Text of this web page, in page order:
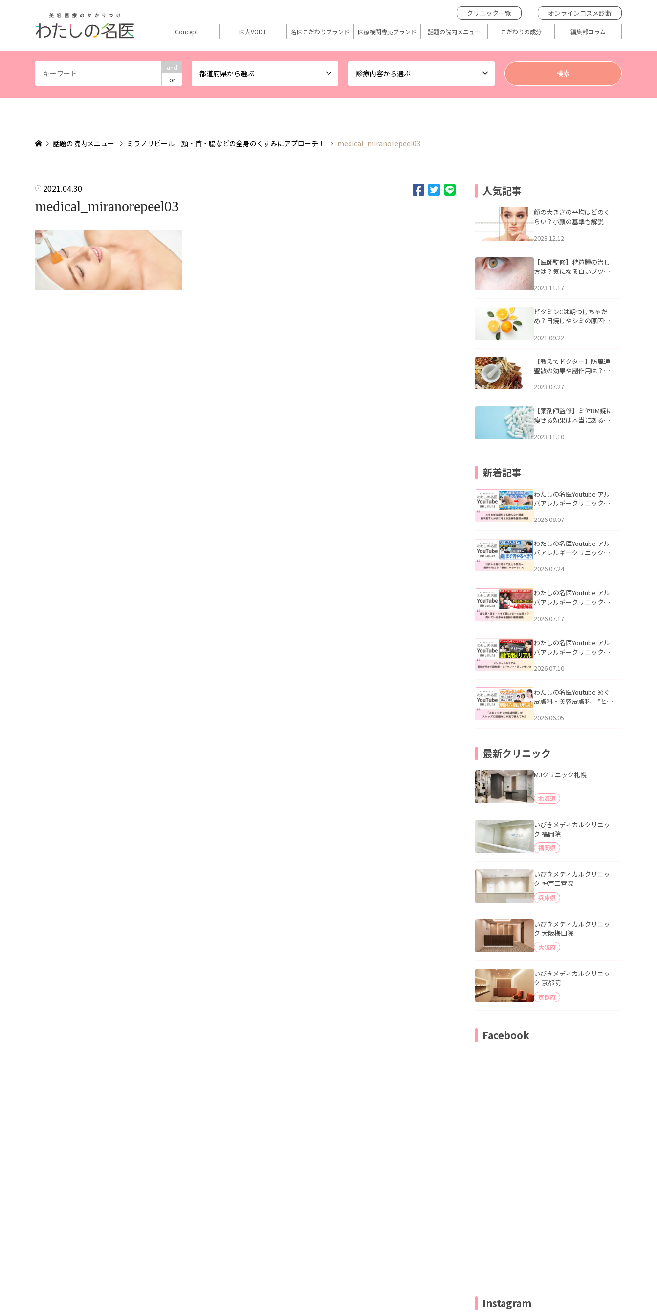
and
or
都道府県から選ぶ 診療内容から選ぶ
クリニック一覧 オンラインコスメ診断
Concept 医人VOICE 名医こだわりブランド 医療機関専売ブランド 話題の院内メニュー こだわりの成分 編集部コラム
話題の院内メニュー ミラノリピール 顔・首・脇などの全身のくすみにアプローチ！ medical_miranorepeel03
2021.04.30
medical_miranorepeel03
人気記事
顔の大きさの平均はどのく
らい？小顔の基準も解説
2023.12.12
【医師監修】稗粒腫の治し
方は？気になる白いブツブ
アについて
2023.11.17
ビタミンCは朝つけちゃだ
め？日焼けやシミの原因に
2021.09.22
【教えてドクター】防風通
聖散の効果や副作用は？長
2023.07.27
【薬剤師監修】ミヤBM錠に
痩せる効果は本当にある
2023.11.10
新着記事
わたしの名医Youtube アル
バアレルギークリニック札
らない理由｜繰り返す人が
説」を公開いたしました。
2026.08.07
わたしの名医Youtube アル
バアレルギークリニック札
える男性へ｜医師が教える
公開いたしました。
2026.07.24
わたしの名医Youtube アル
バアレルギークリニック札
跡にVビームは効く？向いて
説」を公開いたしました。
2026.07.17
わたしの名医Youtube アル
バアレルギークリニック札
医師が明かす副作用・リバ
公開いたしました。
2026.07.10
わたしの名医Youtube めぐ
皮膚科・美容皮膚科「”とお
ッズの肌悩みに本気で答え
2026.06.05
最新クリニック
MJクリニック札幌
北海道
いびきメディカルクリニッ
ク 福岡院
福岡県
いびきメディカルクリニッ
ク 神戸三宮院
兵庫県
いびきメディカルクリニッ
ク 大阪梅田院
大阪府
いびきメディカルクリニッ
ク 京都院
京都府
Facebook
Instagram